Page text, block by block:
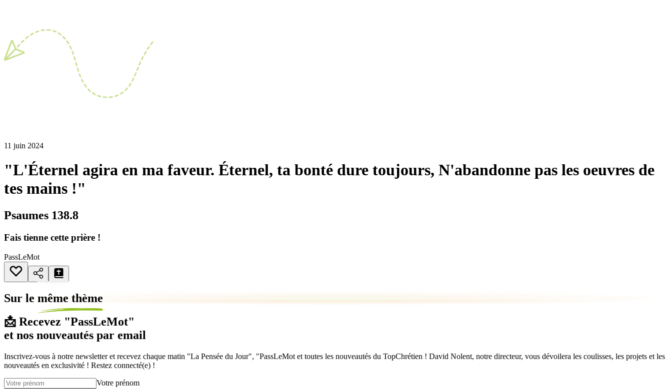
11 juin 2024
"L'Éternel agira en ma faveur. Éternel, ta bonté dure toujours, N'abandonne pas les oeuvres de
tes mains !"
Psaumes 138.8
Fais tienne cette prière !
PassLeMot
Sur le même thème
📩 Recevez "PassLeMot"
et nos nouveautés par email
Inscrivez-vous à notre newsletter et recevez chaque matin "La Pensée du Jour", "PassLeMot et toutes les nouveautés du TopChrétien ! David Nolent, notre directeur, vous dévoilera les coulisses, les projets et les
nouveautés en exclusivité ! Restez connecté(e) !
Votre prénom